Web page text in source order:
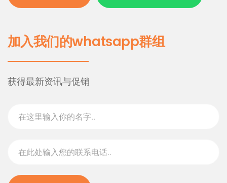
加入我们的whatsapp群组
获得最新资讯与促销